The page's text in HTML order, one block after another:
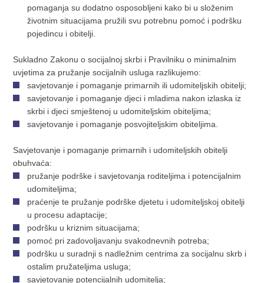
pomaganja su dodatno osposobljeni kako bi u složenim
životnim situacijama pružili svu potrebnu pomoć i podršku
pojedincu i obitelji.
Sukladno Zakonu o socijalnoj skrbi i Pravilniku o minimalnim
uvjetima za pružanje socijalnih usluga razlikujemo:
savjetovanje i pomaganje primarnih ili udomiteljskih obitelji;
savjetovanje i pomaganje djeci i mladima nakon izlaska iz
skrbi i djeci smještenoj u udomiteljskim obiteljima;
savjetovanje i pomaganje posvojiteljskim obiteljima.
Savjetovanje i pomaganje primarnih i udomiteljskih obitelji
obuhvaća:
pružanje podrške i savjetovanja roditeljima i potencijalnim
udomiteljima;
praćenje te pružanje podrške djetetu i udomiteljskoj obitelji
u procesu adaptacije;
podršku u kriznim situacijama;
pomoć pri zadovoljavanju svakodnevnih potreba;
podršku u suradnji s nadležnim centrima za socijalnu skrb i
ostalim pružateljima usluga;
savjetovanje potencijalnih udomitelja;